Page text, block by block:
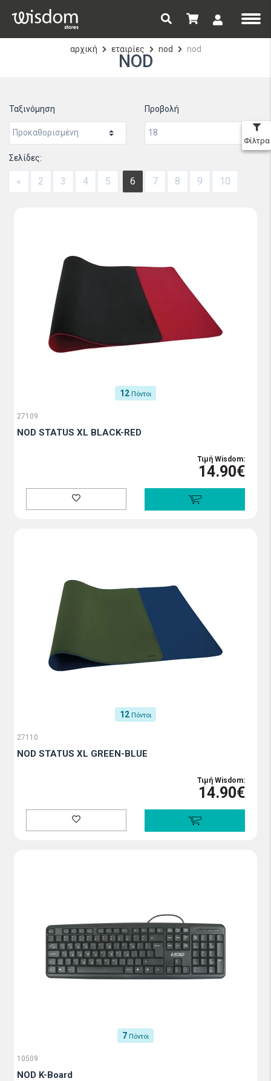
αρχική εταιρίες nod nod
NOD
Ταξινόμηση Προβολή
Σελίδες:
« 2 3 4 5 6 7 8 9 10
Φίλτρα
12 Πόντοι
27109
NOD STATUS XL BLACK-RED
Τιμή Wisdom:
14.90€
12 Πόντοι
27110
NOD STATUS XL GREEN-BLUE
Τιμή Wisdom:
14.90€
7 Πόντοι
10509
NOD K-Board